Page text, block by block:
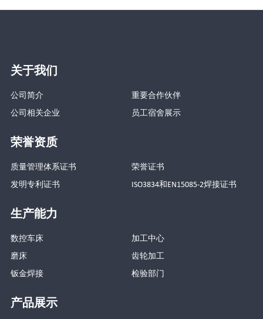
关于我们
公司简介
重要合作伙伴
公司相关企业
员工宿舍展示
荣誉资质
质量管理体系证书
荣誉证书
发明专利证书
ISO3834和EN15085-2焊接证书
生产能力
数控车床
加工中心
磨床
齿轮加工
钣金焊接
检验部门
产品展示